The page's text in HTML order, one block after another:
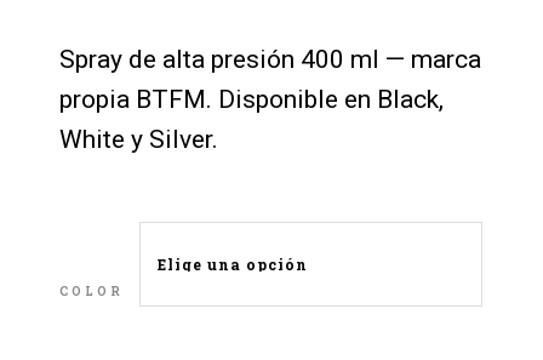
Spray de alta presión 400 ml — marca
propia BTFM. Disponible en Black,
White y Silver.
COLOR